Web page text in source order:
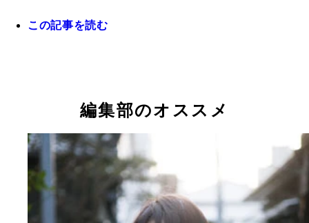
この記事を読む
編集部のオススメ